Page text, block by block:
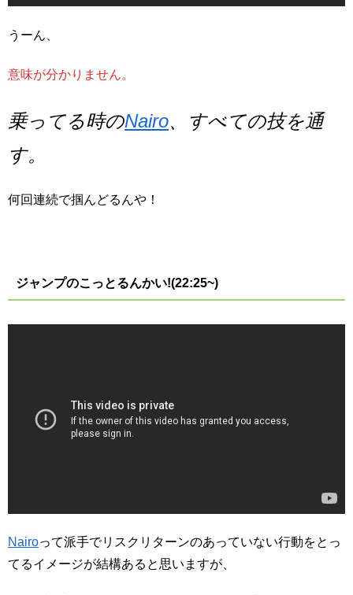
うーん、
意味が分かりません。
乗ってる時のNairo、すべての技を通
す。
何回連続で掴んどるんや！
ジャンプのこっとるんかい!(22:25~)
Nairoって派手でリスクリターンのあっていない行動をとっ
てるイメージが結構あると思いますが、